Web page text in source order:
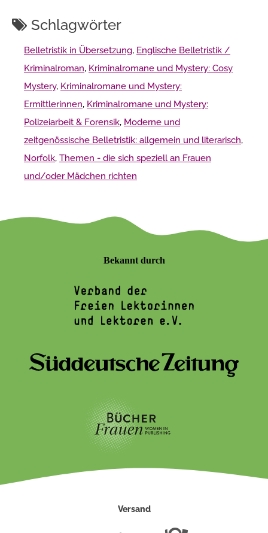
Schlagwörter
Belletristik in Übersetzung, Englische Belletristik /
Kriminalroman, Kriminalromane und Mystery: Cosy
Mystery, Kriminalromane und Mystery:
Ermittlerinnen, Kriminalromane und Mystery:
Polizeiarbeit & Forensik, Moderne und
zeitgenössische Belletristik: allgemein und literarisch,
Norfolk, Themen - die sich speziell an Frauen
und/oder Mädchen richten
Bekannt durch
Versand